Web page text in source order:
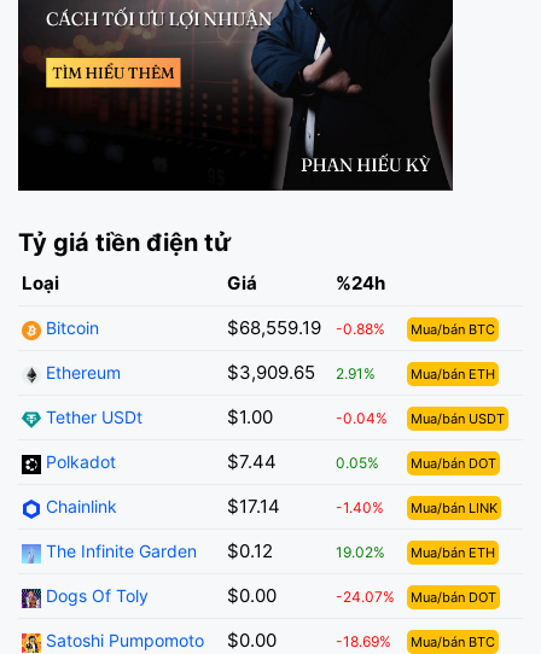
Tỷ giá tiền điện tử
Loại Giá %24h
Bitcoin $68,559.19 -0.88% Mua/bán BTC
Ethereum $3,909.65 2.91% Mua/bán ETH
Tether USDt $1.00 -0.04% Mua/bán USDT
Polkadot $7.44 0.05% Mua/bán DOT
Chainlink $17.14 -1.40% Mua/bán LINK
The Infinite Garden $0.12 19.02% Mua/bán ETH
Dogs Of Toly $0.00 -24.07% Mua/bán DOT
Satoshi Pumpomoto $0.00 -18.69% Mua/bán BTC